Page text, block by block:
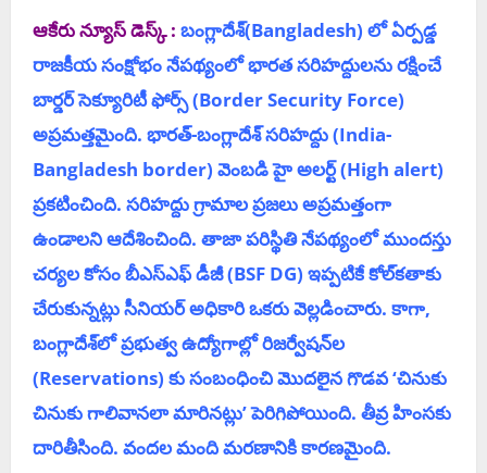
ఆకేరు న్యూస్ డెస్క్ : బంగ్లాదేశ్‌(Bangladesh) లో ఏర్ప‌డ్డ
రాజకీయ సంక్షోభం నేపథ్యంలో భారత సరిహద్దులను రక్షించే
బార్డర్‌ సెక్యూరిటీ ఫోర్స్‌ (Border Security Force)
అప్రమత్తమైంది. భారత్‌-బంగ్లాదేశ్‌ సరిహద్దు (India-
Bangladesh border) వెంబడి హై అలర్ట్‌ (High alert)
ప్రకటించింది. సరిహద్దు గ్రామాల ప్రజలు అప్రమత్తంగా
ఉండాలని ఆదేశించింది. తాజా పరిస్థితి నేపథ్యంలో ముందస్తు
చర్యల కోసం బీఎస్‌ఎఫ్‌ డీజీ (BSF DG) ఇప్పటికే కోల్‌కతాకు
చేరుకున్నట్లు సీనియర్‌ అధికారి ఒకరు వెల్లడించారు. కాగా,
బంగ్లాదేశ్‌లో ప్రభుత్వ ఉద్యోగాల్లో రిజర్వేషన్‌ల
(Reservations) కు సంబంధించి మొదలైన గొడవ ‘చినుకు
చినుకు గాలివానలా మారినట్లు’ పెరిగిపోయింది. తీవ్ర హింసకు
దారితీసింది. వందల మంది మరణానికి కారణమైంది.